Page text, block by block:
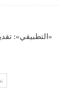
«التطبيقي»: